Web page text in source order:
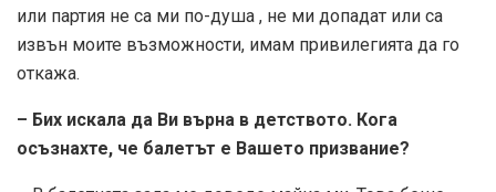
или партия не са ми по-душа , не ми допадат или са
извън моите възможности, имам привилегията да го
откажа.
– Бих искала да Ви върна в детството. Кога
осъзнахте, че балетът е Вашето призвание?